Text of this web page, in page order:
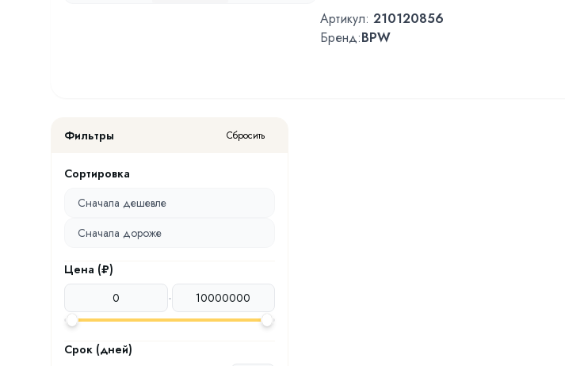
Артикул: 210120856
Бренд:BPW
Фильтры Сбросить
Сортировка
Сначала дешевле
Сначала дороже
Цена (₽)
-
Срок (дней)